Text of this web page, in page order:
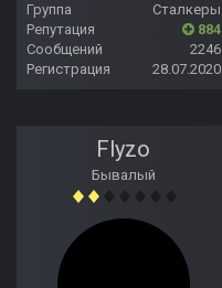
Группа
Сталкеры
Репутация
884
Сообщений
2246
Регистрация
28.07.2020
Flyzo
Бывалый